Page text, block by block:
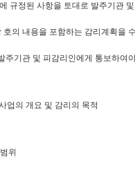
규정된 사항을 토대로 발주기관
호의 내용을 포함하는 감리계획을
주기관 및 피감리인에게 통보하여
업의 개요 및 감리의 목적
위